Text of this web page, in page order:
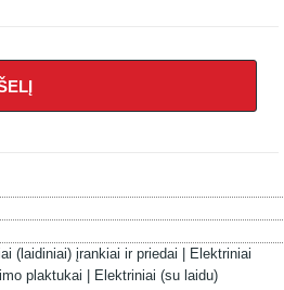
(laidiniai) įrankiai ir priedai |
Elektriniai
plaktukai |
Elektriniai (su laidu)